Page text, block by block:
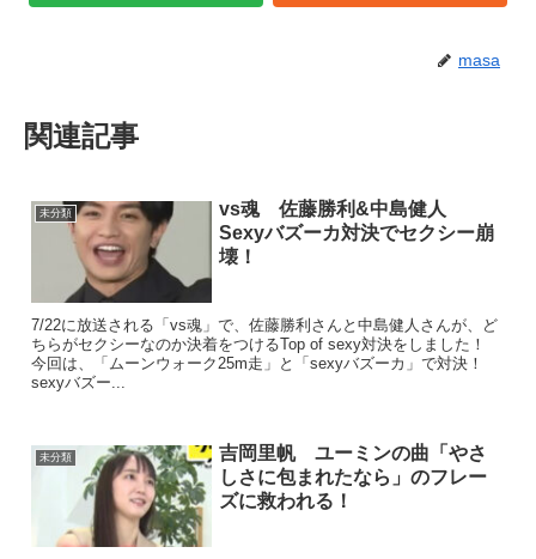
masa
関連記事
未分類
vs魂 佐藤勝利&中島健人
Sexyバズーカ対決でセクシー崩
壊！
7/22に放送される「vs魂」で、佐藤勝利さんと中島健人さんが、ど
ちらがセクシーなのか決着をつけるTop of sexy対決をしました！
今回は、「ムーンウォーク25m走」と「sexyバズーカ」で対決！
sexyバズー...
未分類
吉岡里帆 ユーミンの曲「やさ
しさに包まれたなら」のフレー
ズに救われる！